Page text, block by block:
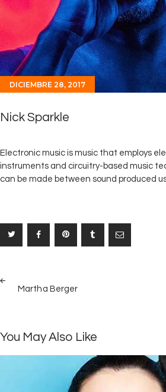
Contactos
DICIEMBRE 28, 2017
Nick Sparkle
Electronic music is music that employs
instruments and circuitry-based music
can be made between sound produced
Navegación
dePOST
Martha Berger
You May Also Like